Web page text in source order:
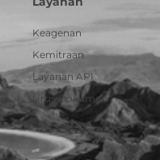
Keagenan
Kemitraan
Layanan API
Urus Dokumen